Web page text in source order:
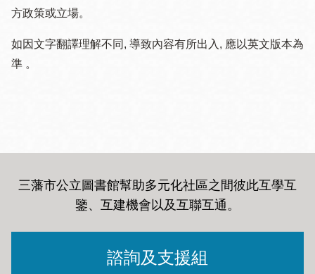
方政策或立場。
如因文字翻譯理解不同, 導致內容有所出入, 應以英文版本為
準 。
三藩市公立圖書館幫助多元化社區之間彼此互學互
鑒、互建機會以及互聯互通。
諮詢及支援組